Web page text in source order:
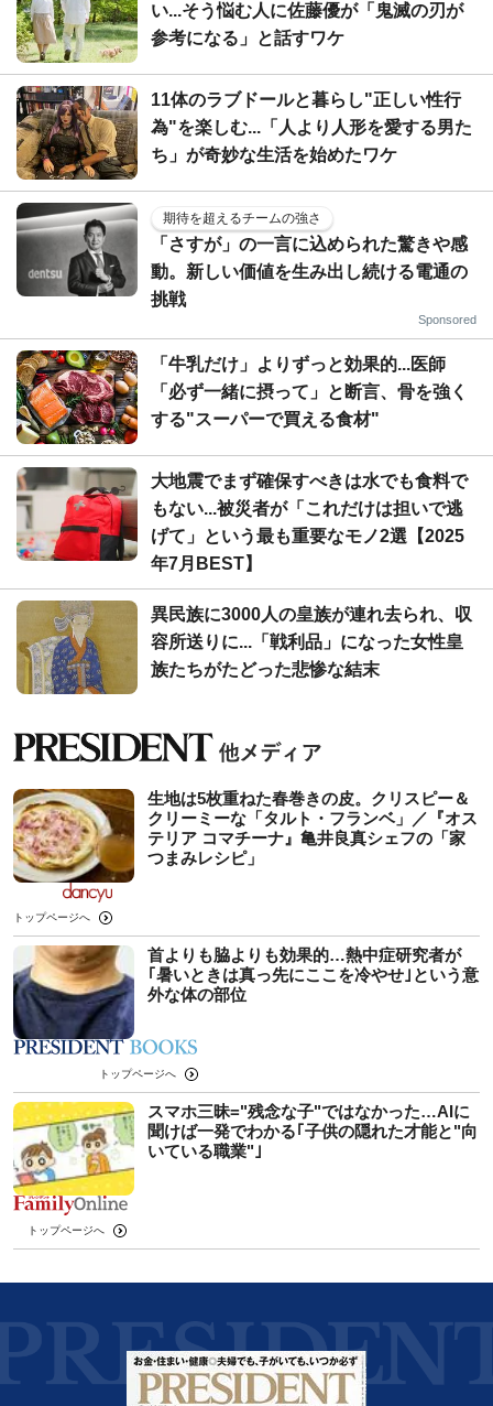
い...そう悩む人に佐藤優が「鬼滅の刃が
参考になる」と話すワケ
11体のラブドールと暮らし"正しい性行
為"を楽しむ...「人より人形を愛する男た
ち」が奇妙な生活を始めたワケ
期待を超えるチームの強さ
「さすが」の一言に込められた驚きや感
動。新しい価値を生み出し続ける電通の
挑戦
Sponsored
「牛乳だけ」よりずっと効果的...医師
「必ず一緒に摂って」と断言、骨を強く
する"スーパーで買える食材"
大地震でまず確保すべきは水でも食料で
もない...被災者が「これだけは担いで逃
げて」という最も重要なモノ2選【2025
年7月BEST】
異民族に3000人の皇族が連れ去られ、収
容所送りに...「戦利品」になった女性皇
族たちがたどった悲惨な結末
生地は5枚重ねた春巻きの皮。クリスピー＆
クリーミーな「タルト・フランベ」／『オス
テリア コマチーナ』亀井良真シェフの「家
つまみレシピ」
トップページへ
首よりも脇よりも効果的…熱中症研究者が
｢暑いときは真っ先にここを冷やせ｣という意
外な体の部位
トップページへ
スマホ三昧="残念な子"ではなかった…AIに
聞けば一発でわかる｢子供の隠れた才能と"向
いている職業"｣
トップページへ